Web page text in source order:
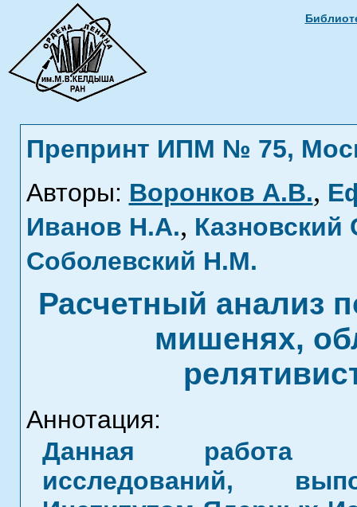
Препринт ИПМ № 75,
Авторы: Воронков А.В.,
Иванов Н.А., Казновский
Соболевский Н.М.
Расчетный анализ
мишенях,
Аннотация:
Данная работа
исследований,